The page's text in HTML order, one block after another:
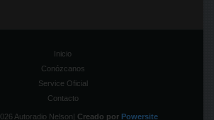
Inicio
Conózcanos
Service Oficial
Contacto
Autoradio Nelson| Creado por Powersite